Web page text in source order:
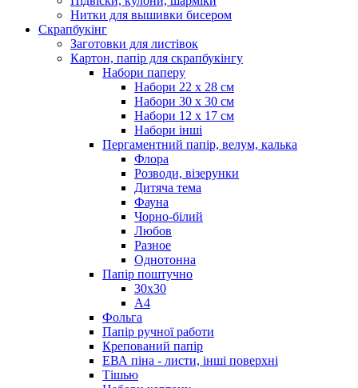
Нитки для вышивки бисером
Скрапбукінг
Заготовки для листівок
Картон, папір для скрапбукінгу
Набори паперу
Набори 22 х 28 см
Набори 30 х 30 см
Набори 12 х 17 см
Набори інші
Пергаментний папір, велум, калька
Флора
Розводи, візерунки
Дитяча тема
Фауна
Чорно-білий
Любов
Разное
Однотонна
Папір поштучно
30х30
А4
Фольга
Папір ручної работи
Крепований папір
ЕВА піна - листи, інші поверхні
Тішью